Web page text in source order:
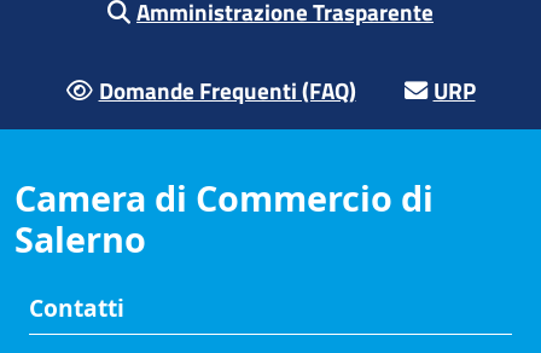
Amministrazione Trasparente
Domande Frequenti (FAQ) URP
Camera di Commercio di
Salerno
Contatti